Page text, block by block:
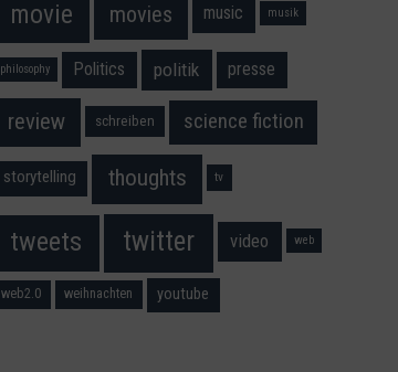
movie movies music musik
philosophy Politics politik presse
review schreiben science fiction
storytelling thoughts tv
tweets twitter video web
web2.0 weihnachten youtube